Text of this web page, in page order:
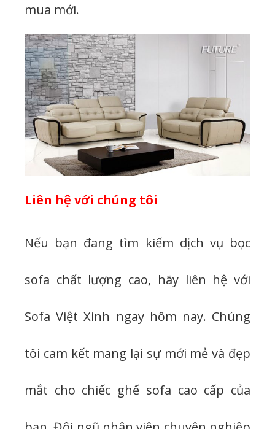
mua mới.
Liên hệ với chúng tôi
Nếu bạn đang tìm kiếm dịch vụ bọc
sofa chất lượng cao, hãy liên hệ với
Sofa Việt Xinh ngay hôm nay. Chúng
tôi cam kết mang lại sự mới mẻ và đẹp
mắt cho chiếc ghế sofa cao cấp của